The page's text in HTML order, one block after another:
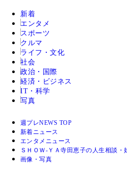
新着
エンタメ
スポーツ
クルマ
ライフ・文化
社会
政治・国際
経済・ビジネス
IT・科学
写真
週プレNEWS TOP
新着ニュース
エンタメニュース
ＳＨＯＷ‐ＹＡ寺田恵子の人生相談
画像・写真